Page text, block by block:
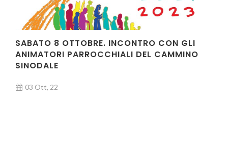
SABATO 8 OTTOBRE. INCONTRO CON GLI
ANIMATORI PARROCCHIALI DEL CAMMINO
SINODALE
03 Ott, 22